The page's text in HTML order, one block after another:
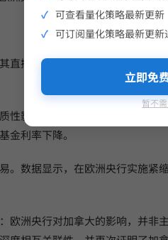
直接溢出效应，还必须审视其
性影响。具体而言，美国工业
金利率下降。
。数据显示，在欧洲央行实施
欧洲央行对加拿大的影响，并
可查看量化策略最新更新
可订阅量化策略最新更新
立即免
暂不